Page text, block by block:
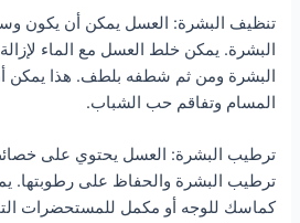
تنظيف البشرة: العسل يمكن أن يكون
البشرة. يمكن خلط العسل مع الماء
البشرة ومن ثم شطفه بلطف. هذا يمكن
المسام وتفاقم حب الشباب.
ترطيب البشرة: العسل يحتوي على
ترطيب البشرة والحفاظ على رطوبتها.
كماسك للوجه أو مكمل للمستحضرات